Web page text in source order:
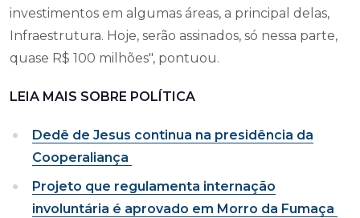
investimentos em algumas áreas, a principal delas,
Infraestrutura. Hoje, serão assinados, só nessa parte,
quase R$ 100 milhões", pontuou.
LEIA MAIS SOBRE POLÍTICA
Dedê de Jesus continua na presidência da
Cooperaliança
Projeto que regulamenta internação
involuntária é aprovado em Morro da Fumaça